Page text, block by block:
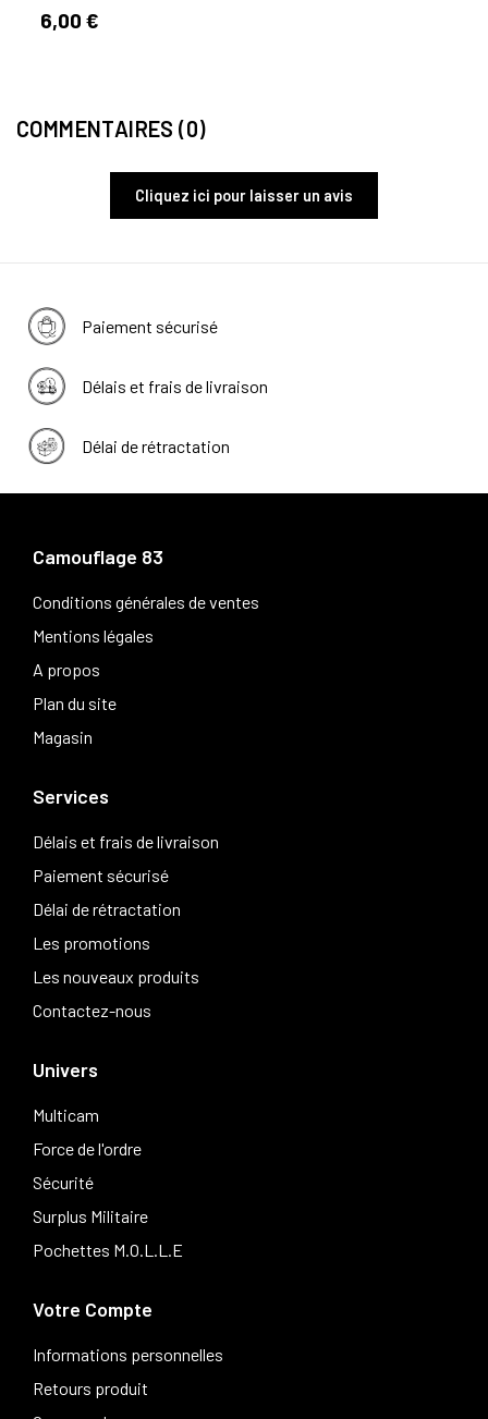
6,00 €
COMMENTAIRES (0)
Cliquez ici pour laisser un avis
Paiement sécurisé
Délais et frais de livraison
Délai de rétractation
Camouflage 83
Conditions générales de ventes
Mentions légales
A propos
Plan du site
Magasin
Services
Délais et frais de livraison
Paiement sécurisé
Délai de rétractation
Les promotions
Les nouveaux produits
Contactez-nous
Univers
Multicam
Force de l'ordre
Sécurité
Surplus Militaire
Pochettes M.O.L.L.E
Votre Compte
Informations personnelles
Retours produit